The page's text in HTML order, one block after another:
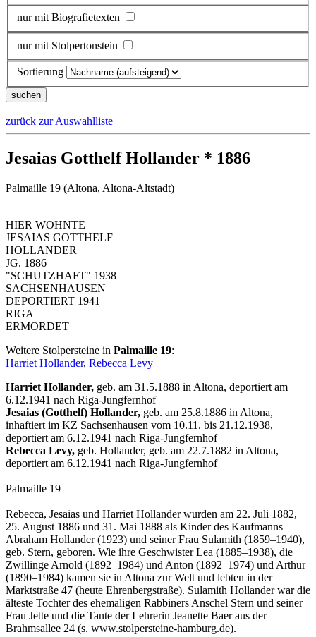
nur mit Biografietexten
nur mit Stolpertonstein
Sortierung
zurück zur Auswahlliste
Jesaias Gotthelf Hollander * 1886
Palmaille 19 (Altona, Altona-Altstadt)
HIER WOHNTE
JESAIAS GOTTHELF
HOLLANDER
JG. 1886
"SCHUTZHAFT" 1938
SACHSENHAUSEN
DEPORTIERT 1941
RIGA
ERMORDET
Weitere Stolpersteine in Palmaille 19:
Harriet Hollander, Rebecca Levy
Harriet Hollander, geb. am 31.5.1888 in Altona, deportiert am
6.12.1941 nach Riga-Jungfernhof
Jesaias (Gotthelf) Hollander, geb. am 25.8.1886 in Altona,
inhaftiert im KZ Sachsenhausen vom 10.11. bis 21.12.1938,
deportiert am 6.12.1941 nach Riga-Jungfernhof
Rebecca Levy, geb. Hollander, geb. am 22.7.1882 in Altona,
deportiert am 6.12.1941 nach Riga-Jungfernhof
Palmaille 19
Rebecca, Jesaias und Harriet Hollander wurden am 22. Juli 1882,
25. August 1886 und 31. Mai 1888 als Kinder des Kaufmanns
Abraham Hollander (1923) und seiner Frau Sulamith (1859–1940),
geb. Stern, geboren. Wie ihre Geschwister Lea (1885–1938), die
Zwillinge Arnold (1892–1984) und Anton (1892–1974) und Arthur
(1890–1984) kamen sie in Altona zur Welt und lebten in der
Marktstraße 47 (heute Ehrenbergstraße). Sulamith Hollander war die
älteste Tochter des ehemaligen Rabbiners Anschel Stern und seiner
Frau Jette und die Tante der Lehrerin Jeanette Baer aus der
Brahmsallee 24 (s. www.stolpersteine-hamburg.de).